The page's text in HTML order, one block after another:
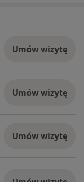
Umów wizytę
Umów wizytę
Umów wizytę